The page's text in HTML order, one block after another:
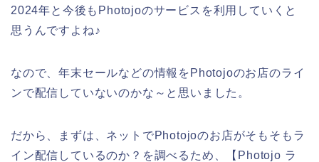
2024年と今後もPhotojoのサービスを利用していくと
思うんですよね♪
なので、年末セールなどの情報をPhotojoのお店のライ
ンで配信していないのかな～と思いました。
だから、まずは、ネットでPhotojoのお店がそもそもラ
イン配信しているのか？を調べるため、【Photojo ラ